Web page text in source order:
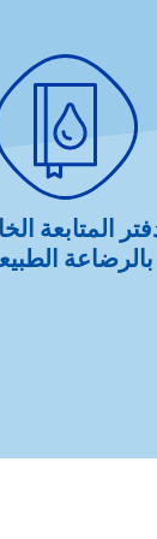
المتابعة
بالرضاعة